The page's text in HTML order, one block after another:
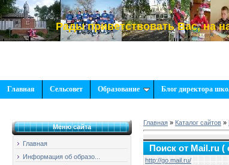
Рады приветствовать Вас, на нашем
Главная Сельсовет Образование Блог директора
Меню сайта
Главная
Информация об образо...
Главная » Каталог сайтов »
Поиск от Mail.ru
http://go.mail.ru/